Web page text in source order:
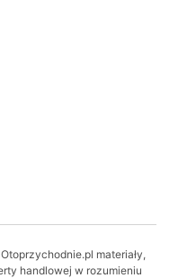
materiały,
handlowej w rozumieniu